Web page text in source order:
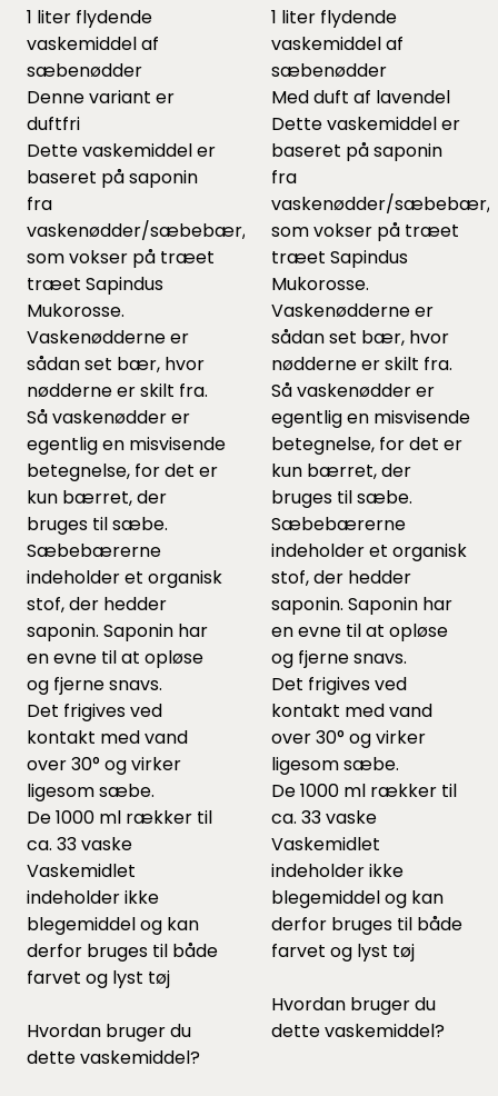
1 liter flydende
vaskemiddel af
sæbenødder
Denne variant er
duftfri
Dette vaskemiddel er
baseret på saponin
fra
vaskenødder/sæbebær,
som vokser på træet
træet Sapindus
Mukorosse.
Vaskenødderne er
sådan set bær, hvor
nødderne er skilt fra.
Så vaskenødder er
egentlig en misvisende
betegnelse, for det er
kun bærret, der
bruges til sæbe.
Sæbebærerne
indeholder et organisk
stof, der hedder
saponin. Saponin har
en evne til at opløse
og fjerne snavs.
Det frigives ved
kontakt med vand
over 30° og virker
ligesom sæbe.
De 1000 ml rækker til
ca. 33 vaske
Vaskemidlet
indeholder ikke
blegemiddel og kan
derfor bruges til både
farvet og lyst tøj
Hvordan bruger du
dette vaskemiddel?
1 liter flydende
vaskemiddel af
sæbenødder
Med duft af lavendel
Dette vaskemiddel er
baseret på saponin
fra
vaskenødder/sæbebær,
som vokser på træet
træet Sapindus
Mukorosse.
Vaskenødderne er
sådan set bær, hvor
nødderne er skilt fra.
Så vaskenødder er
egentlig en misvisende
betegnelse, for det er
kun bærret, der
bruges til sæbe.
Sæbebærerne
indeholder et organisk
stof, der hedder
saponin. Saponin har
en evne til at opløse
og fjerne snavs.
Det frigives ved
kontakt med vand
over 30° og virker
ligesom sæbe.
De 1000 ml rækker til
ca. 33 vaske
Vaskemidlet
indeholder ikke
blegemiddel og kan
derfor bruges til både
farvet og lyst tøj
Hvordan bruger du
dette vaskemiddel?